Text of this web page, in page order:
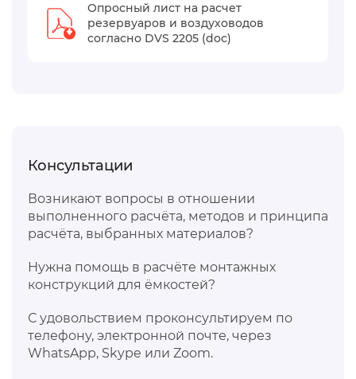
Опросный лист на расчет
резервуаров и воздуховодов
согласно DVS 2205 (doc)
Консультации
Возникают вопросы в отношении
выполненного расчёта, методов и принципа
расчёта, выбранных материалов?
Нужна помощь в расчёте монтажных
конструкций для ёмкостей?
С удовольствием проконсультируем по
телефону, электронной почте, через
WhatsApp, Skype или Zoom.